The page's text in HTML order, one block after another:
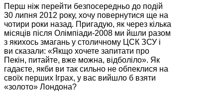
Перш ніж перейти безпосередньо до подій
30 липня 2012 року, хочу повернутися ще на
чотири роки назад. Пригадую, як через кілька
місяців після Олімпіади-2008 ми йшли разом
з якихось змагань у столичному ЦСК ЗСУ і
ви сказали: «Якщо хочете запитати про
Пекін, питайте, вже можна, відболіло». Як
гадаєте, якби ви так сильно не обпеклися на
своїх перших Іграх, у вас вийшло б взяти
«золото» Лондона?